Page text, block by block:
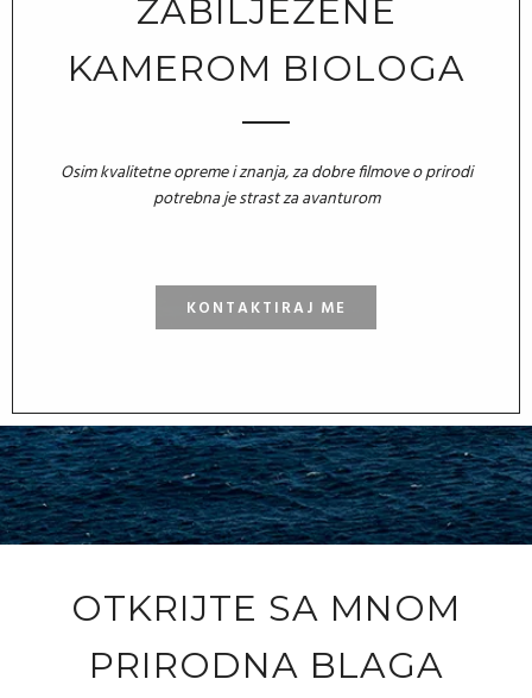
ZABILJEŽENE
KAMEROM BIOLOGA
Osim kvalitetne opreme i znanja, za dobre filmove o prirodi
potrebna je strast za avanturom
KONTAKTIRAJ ME
OTKRIJTE SA MNOM
PRIRODNA BLAGA